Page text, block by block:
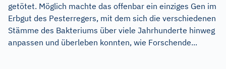
getötet. Möglich machte das offenbar ein einziges Gen im
Erbgut des Pesterregers, mit dem sich die verschiedenen
Stämme des Bakteriums über viele Jahrhunderte hinweg
anpassen und überleben konnten, wie Forschende...